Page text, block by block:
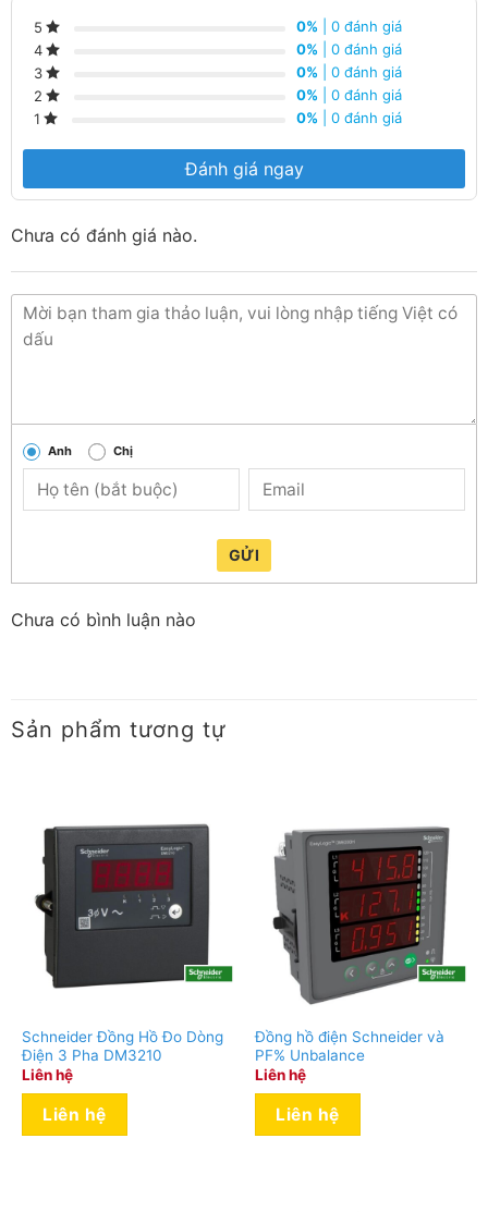
5 0% | 0 đánh giá
4
0% | 0 đánh giá
3
0% | 0 đánh giá
2
0% | 0 đánh giá
1
0% | 0 đánh giá
Đánh giá ngay
Chưa có đánh giá nào.
Anh Chị
GỬI
Chưa có bình luận nào
Sản phẩm tương tự
Schneider Đồng Hồ Đo Dòng
Điện 3 Pha DM3210
Liên hệ
Liên hệ
Đồng hồ điện Schneider và
PF% Unbalance
Liên hệ
Liên hệ